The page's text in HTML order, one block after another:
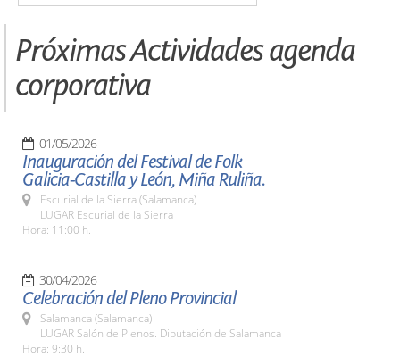
Próximas Actividades agenda
corporativa
01/05/2026
Inauguración del Festival de Folk
Galicia-Castilla y León, Miña Ruliña.
Escurial de la Sierra (Salamanca)
LUGAR Escurial de la Sierra
Hora: 11:00 h.
30/04/2026
Celebración del Pleno Provincial
Salamanca (Salamanca)
LUGAR Salón de Plenos. Diputación de Salamanca
Hora: 9:30 h.